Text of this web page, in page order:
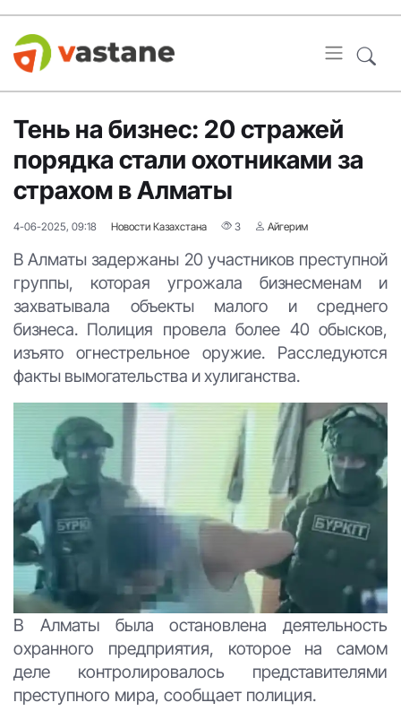
Тень на бизнес: 20 стражей
порядка стали охотниками за
страхом в Алматы
4-06-2025, 09:18 Новости Казахстана 3 Айгерим
В Алматы задержаны 20 участников преступной
группы, которая угрожала бизнесменам и
захватывала объекты малого и среднего
бизнеса. Полиция провела более 40 обысков,
изъято огнестрельное оружие. Расследуются
факты вымогательства и хулиганства.
В Алматы была остановлена деятельность
охранного предприятия, которое на самом
деле контролировалось представителями
преступного мира, сообщает полиция.